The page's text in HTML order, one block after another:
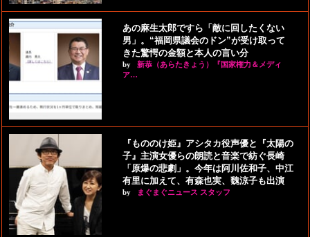
あの麻生太郎ですら「敵に回したくない
男」。“福岡県議会のドン”が受け取って
きた驚愕の金額と本人の言い分
by
新恭（あらたきょう）『国家権力＆メディ
ア…
『もののけ姫』アシタカ役声優と『太陽の
子』主演女優らの朗読と音楽で紡ぐ長崎
「原爆の悲劇」。今年は阿川佐和子、中江
有里に加えて、有森也実、魏涼子も出演
by まぐまぐニュース スタッフ